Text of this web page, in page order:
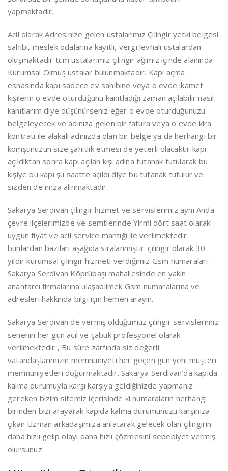
yapmaktadır.
Acil olarak Adresinize gelen ustalarımız Çilingir yetki belgesi
sahibi, meslek odalarına kayıtlı, vergi levhalı ustalardan
oluşmaktadır tüm ustalarımız çilingir ağımız içinde alanında
Kurumsal Olmuş ustalar bulunmaktadır. Kapı açma
esnasında kapı sadece ev sahibine veya o evde ikamet
kişilerin o evde oturduğunu kanıtladığı zaman açılabilir nasıl
kanıtlarım diye düşünürseniz eğer o evde oturduğunuzu
belgeleyecek ve adınıza gelen bir fatura veya o evde kira
kontratı ile alakalı adınızda olan bir belge ya da herhangi bir
komşunuzun size şahitlik etmesi de yeterli olacaktır kapı
açıldıktan sonra kapı açılan kişi adına tutanak tutularak bu
kişiye bu kapı şu saatte açıldı diye bu tutanak tutulur ve
sizden de imza alınmaktadır.
Sakarya Serdivan çilingir hizmet ve servislerimiz aynı Anda
çevre ilçelerimizde ve semtlerinde Yirmi dört saat olarak
uygun fiyat ve acil service mantığı ile verilmektedir
bunlardan bazıları aşağıda sıralanmıştır: çilingir olarak 30
yıldır kurumsal çilingir hizmeti verdiğimiz Gsm numaraları .
Sakarya Serdivan Köprübaşı mahallesinde en yakın
anahtarcı firmalarına ulaşabilmek Gsm numaralarına ve
adresleri hakkında bilgi için hemen arayın.
Sakarya Serdivan de vermiş olduğumuz çilingir servislerimiz
senenin her gün acil ve çabuk profesyonel olarak
verilmektedir , Bu süre zarfında siz değerli
vatandaşlarımızın memnuniyeti her geçen gün yeni müşteri
memnuniyetleri doğurmaktadır. Sakarya Serdivan’da kapıda
kalma durumuyla karşı karşıya geldiğinizde yapmanız
gereken bizim sitemiz içerisinde ki numaraların herhangi
birinden bizi arayarak kapıda kalma durumunuzu karşınıza
çıkan Uzman arkadaşımıza anlatarak gelecek olan çilingirin
daha hızlı gelip olayı daha hızlı çözmesini sebebiyet vermiş
olursunuz.